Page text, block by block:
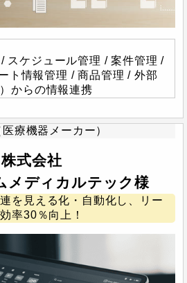
スケジュール管理 / 案件管理 /
ト情報管理 / 商品管理 / 外部
からの情報連携
療機器メーカー）
株式会社
メディカルテック様
を見える化・自動化し、リー
率30％向上！